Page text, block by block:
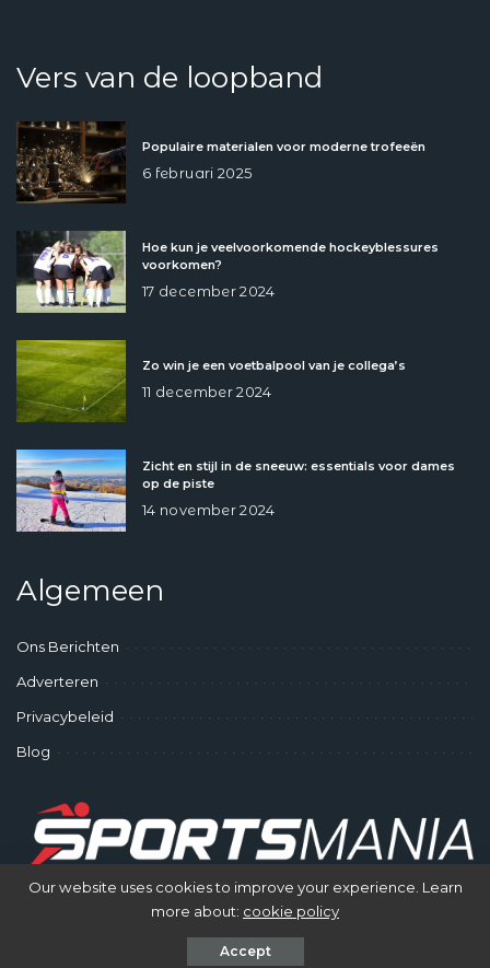
Vers van de loopband
Populaire materialen voor moderne trofeeën
6 februari 2025
Hoe kun je veelvoorkomende hockeyblessures
voorkomen?
17 december 2024
Zo win je een voetbalpool van je collega’s
11 december 2024
Zicht en stijl in de sneeuw: essentials voor dames
op de piste
14 november 2024
Algemeen
Ons Berichten
Adverteren
Privacybeleid
Blog
© SportsMania - Gek op Sporten
Our website uses cookies to improve your experience. Learn
more about: cookie policy
Accept